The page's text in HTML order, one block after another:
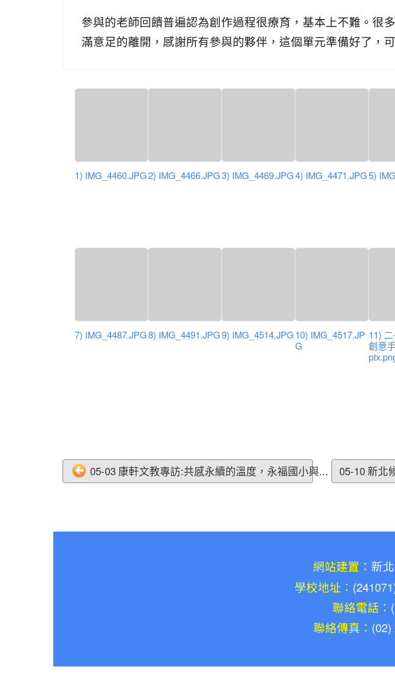
參與的老師回饋普遍認為創作過程很療育，基本上不難。很
滿意足的離開，感謝所有參與的夥伴，這個單元準備好了，
1) IMG_4460.JPG 2) IMG_4466.JPG 3) IMG_4469.JPG 4) IMG_4471.JPG 5)
7) IMG_4487.JPG 8) IMG_4491.JPG 9) IMG_4514.JPG 10) IMG_4517.JP
G
11)
創意
05-03 康軒文教專訪:共感永續的溫度，永福國小與... 05-10 新北
網站建置： 新
學校地址：
聯絡電話：
聯絡傳真： (02)